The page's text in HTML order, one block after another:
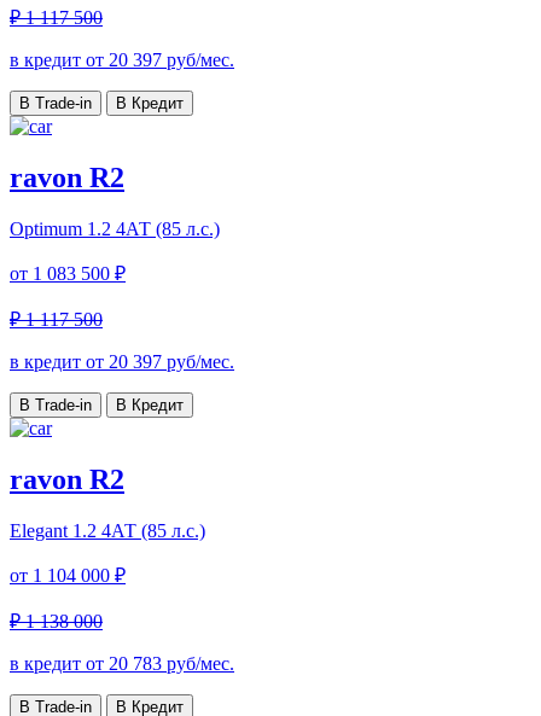
₽ 1 117 500
в кредит от 20 397 руб/мес.
В Trade-in В Кредит
ravon R2
Optimum 1.2 4АТ (85 л.с.)
от 1 083 500 ₽
₽ 1 117 500
в кредит от 20 397 руб/мес.
В Trade-in В Кредит
ravon R2
Elegant 1.2 4АТ (85 л.с.)
от 1 104 000 ₽
₽ 1 138 000
в кредит от 20 783 руб/мес.
В Trade-in В Кредит